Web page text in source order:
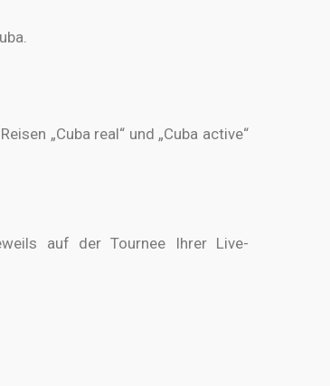
„Cuba real“ und „Cuba active“
auf der Tournee Ihrer Live-